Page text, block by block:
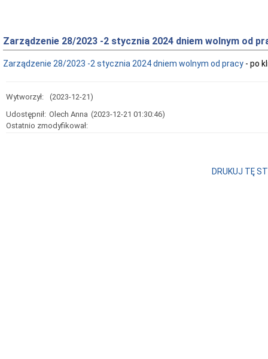
Zarządzenie 28/2023 -2 stycznia 2024 dniem wolnym od
Zarządzenie 28/2023 -2 stycznia 2024 dniem wolnym od pracy - po
Wytworzył:
(2023-12-21)
Udostępnił: Olech Anna (2023-12-21 01:30:46)
Ostatnio zmodyfikował:
DRUKUJ TĘ